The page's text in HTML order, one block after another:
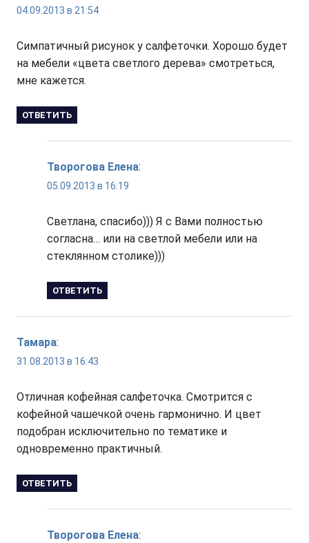
04.09.2013 в 21:54
Симпатичный рисунок у салфеточки. Хорошо будет
на мебели «цвета светлого дерева» смотреться,
мне кажется.
ОТВЕТИТЬ
Творогова Елена:
05.09.2013 в 16:19
Светлана, спасибо))) Я с Вами полностью
согласна… или на светлой мебели или на
стеклянном столике)))
ОТВЕТИТЬ
Тамара:
31.08.2013 в 16:43
Отличная кофейная салфеточка. Смотрится с
кофейной чашечкой очень гармонично. И цвет
подобран исключительно по тематике и
одновременно практичный.
ОТВЕТИТЬ
Творогова Елена: